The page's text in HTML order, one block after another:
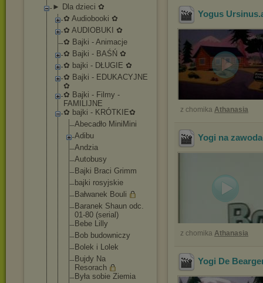
► Dla dzieci ✿
✿ Audiobooki ✿
✿ AUDIOBUKI ✿
✿ Bajki - Animacje
✿ Bajki - BAŚŃ ✿
✿ bajki - DŁUGIE ✿
✿ Bajki - EDUKACYJNE
✿
✿ Bajki - Filmy -
FAMILIJNE
✿ bajki - KRÓTKIE✿
Abecadło MiniMini
Adibu
Andzia
Autobusy
Bajki Braci Grimm
bajki rosyjskie
Bałwanek Bouli
Baranek Shaun odc.
01-80 (serial)
Bebe Lilly
Bob budowniczy
Bolek i Lolek
Bujdy Na
Resorach
Była sobie Ziemia
Yogus Ursinus
z chomika Athanasia
Yogi na
z chomika Athanasia
Yogi De